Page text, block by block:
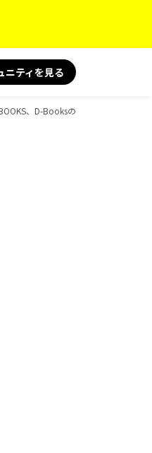
ニティを見る
、D-Booksのガイドブック一覧